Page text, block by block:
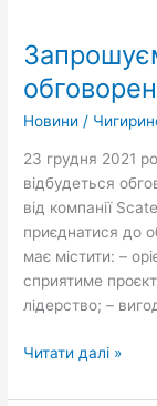
Новини /
23 грудня 2021
відбудеться
від компанії
приєднатися до
має містити: –
сприятиме
лідерство; –
громадські
обговорення
Читати далі »